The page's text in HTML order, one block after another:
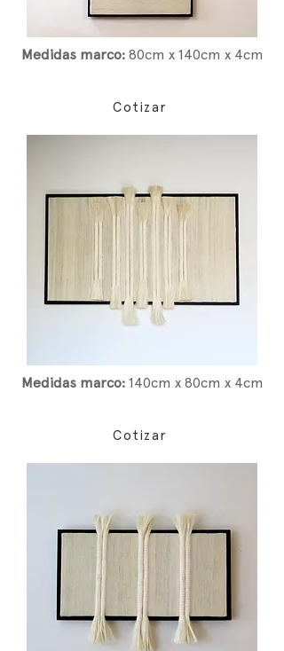
Medidas marco: 80cm x 140cm x 4cm
Cotizar
Medidas marco: 140cm x 80cm x 4cm
Cotizar